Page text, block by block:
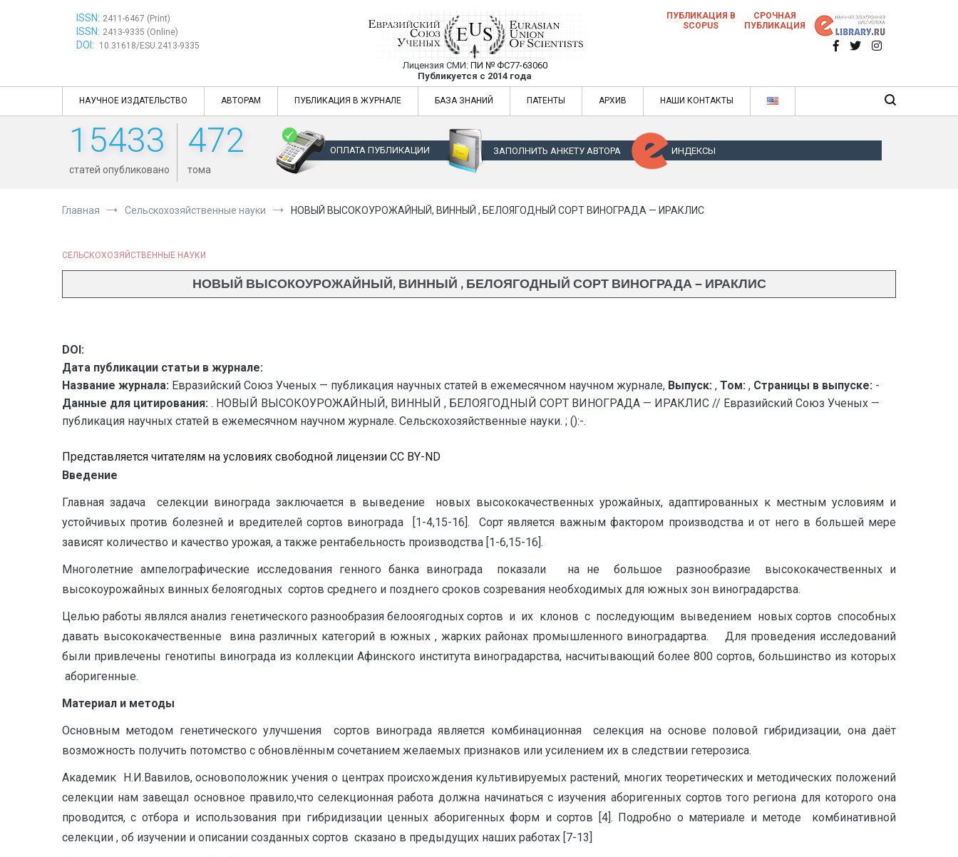
ISSN: 2411-6467 (Print)
ISSN: 2413-9335 (Online)
DOI: 10.31618/ESU.2413-9335
Евразийский Союз Ученых — публикация научных статей в ежемесячном научном
журнале
Лицензия СМИ: ПИ № ФС77-63060
Публикуется с 2014 года
Евразийский Союз Ученых — публикация научных статей в ежемесячном научном журнале
ПУБЛИКАЦИЯ В
SCOPUS
СРОЧНАЯ
ПУБЛИКАЦИЯ
НАУЧНОЕ ИЗДАТЕЛЬСТВО АВТОРАМ ПУБЛИКАЦИЯ В ЖУРНАЛЕ БАЗА ЗНАНИЙ ПАТЕНТЫ АРХИВ НАШИ КОНТАКТЫ
15433
статей опубликовано
472
тома
ОПЛАТА ПУБЛИКАЦИИ ЗАПОЛНИТЬ АНКЕТУ АВТОРА ИНДЕКСЫ
Главная Сельскохозяйственные науки НОВЫЙ ВЫСОКОУРОЖАЙНЫЙ, ВИННЫЙ , БЕЛОЯГОДНЫЙ СОРТ ВИНОГРАДА — ИРАКЛИС
СЕЛЬСКОХОЗЯЙСТВЕННЫЕ НАУКИ
НОВЫЙ ВЫСОКОУРОЖАЙНЫЙ, ВИННЫЙ , БЕЛОЯГОДНЫЙ СОРТ ВИНОГРАДА — ИРАКЛИС
DOI:
Дата публикации статьи в журнале:
Название журнала: Евразийский Союз Ученых — публикация научных статей в ежемесячном научном журнале, Выпуск: , Том: , Страницы в выпуске: -
Данные для цитирования: . НОВЫЙ ВЫСОКОУРОЖАЙНЫЙ, ВИННЫЙ , БЕЛОЯГОДНЫЙ СОРТ ВИНОГРАДА — ИРАКЛИС // Евразийский Союз Ученых —
публикация научных статей в ежемесячном научном журнале. Сельскохозяйственные науки. ; ():-.
Представляется читателям на условиях свободной лицензии CC BY-ND
Введение
Главная задача селекции винограда заключается в выведение новых высококачественных урожайных, адаптированных к местным условиям и
устойчивых против болезней и вредителей сортов винограда [1-4,15-16]. Сорт является важным фактором производства и от него в большей мере
зависят количество и качество урожая, а также рентабельность производства [1-6,15-16].
Многолетние ампелографические исследования генного банка винограда показали на не большое разнообразие высококачественных и
высокоурожайных винных белоягодных сортов среднего и позднего сроков созревания необходимых для южных зон виноградарства.
Целью работы являлся анализ генетического разнообразия белооягодных сортов и их клонов с последующим выведением новых сортов способных
давать высококачественные вина различных категорий в южных , жарких районах промышленного виноградартва. Для проведения исследований
были привлечены генотипы винограда из коллекции Афинского института виноградарства, насчитывающий более 800 сортов, большинство из которых
аборигенные.
Материал и методы
Основным методом генетического улучшения сортов винограда является комбинационная селекция на основе половой гибридизации, она даёт
возможность получить потомство с обновлённым сочетанием желаемых признаков или усилением их в следствии гетерозиса.
Академик Н.И.Вавилов, основоположник учения о центрах происхождения культивируемых растений, многих теоретических и методических положений
селекции нам завещал основное правило,что селекционная работа должна начинаться с изучения аборигенных сортов того региона для которого она
проводится, с отбора и использования при гибридизации ценных аборигенных форм и сортов [4]. Подробно о материале и методе комбинативной
селекции , об изучении и описании созданных сортов сказано в предыдущих наших работах [7-13]